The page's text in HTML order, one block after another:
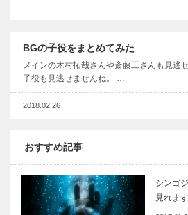
BGの子役をまとめてみた
メインの木村拓哉さんや斎藤工さんも見逃
子役も見逃せませんね。 …
2018.02.26
おすすめ記事
シンゴ
見れます